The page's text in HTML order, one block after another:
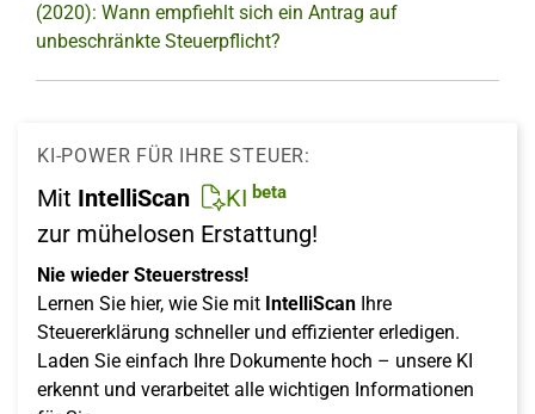
(2020): Wann empfiehlt sich ein Antrag auf
unbeschränkte Steuerpflicht?
KI-POWER FÜR IHRE STEUER:
Mit IntelliScan KI beta
zur mühelosen Erstattung!
Nie wieder Steuerstress!
Lernen Sie hier, wie Sie mit IntelliScan Ihre
Steuererklärung schneller und effizienter erledigen.
Laden Sie einfach Ihre Dokumente hoch – unsere KI
erkennt und verarbeitet alle wichtigen Informationen